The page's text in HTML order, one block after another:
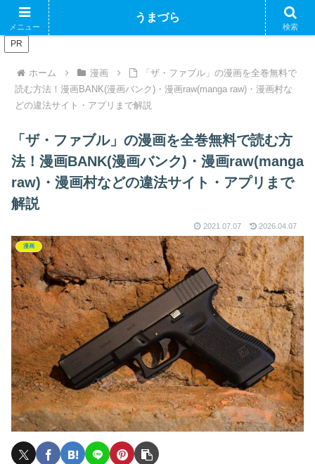
ブログで収益化できるかやってみるブログ
PR
ホーム 漫画
「ザ・ファブル」の漫画を全巻無料で
読む方法！漫画BANK(漫画バンク)・漫画raw(manga raw)・漫画村な
どの違法サイト・アプリまで解説
「ザ・ファブル」の漫画を全巻無料で読む方
法！漫画BANK(漫画バンク)・漫画raw(manga
raw)・漫画村などの違法サイト・アプリまで
解説
2021.07.07 2026.04.07
漫画
メニュー
うまづら
検索